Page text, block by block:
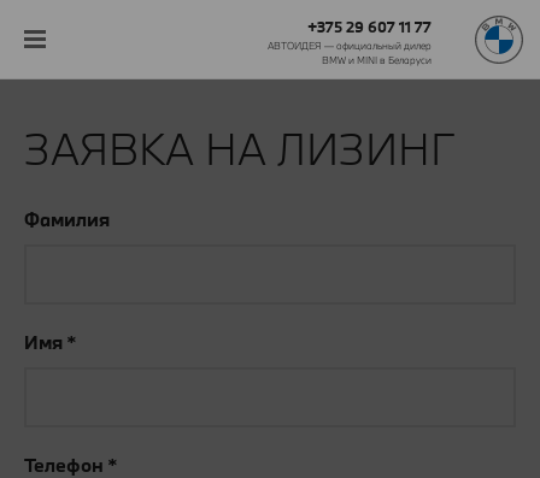
+375 29 607 11 77
АВТОИДЕЯ — официальный дилер
BMW и MINI в Беларуси‎
ЗАЯВКА НА ЛИЗИНГ
Фамилия
Имя
Телефон